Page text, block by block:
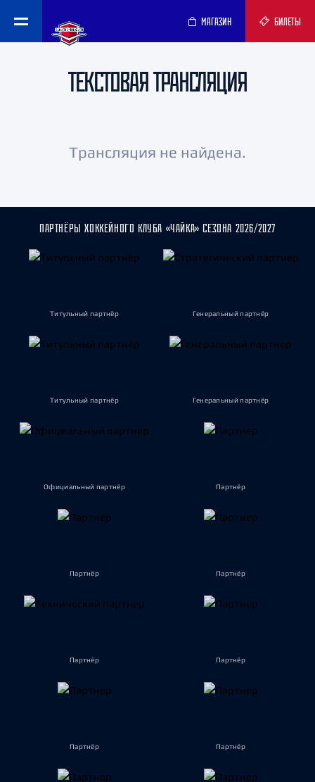
МАГАЗИН БИЛЕТЫ
ТЕКСТОВАЯ ТРАНСЛЯЦИЯ
Трансляция не найдена.
ПАРТНЁРЫ ХОККЕЙНОГО КЛУБА «ЧАЙКА» СЕЗОНА 2026/2027
Титульный партнёр Генеральный партнёр
Титульный партнёр Генеральный партнёр
Официальный партнёр Партнёр
Партнёр Партнёр
Партнёр Партнёр
Партнёр Партнёр